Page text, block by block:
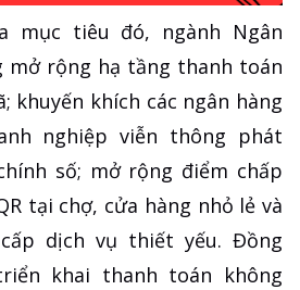
mục tiêu đó, ngành Ngân
mở rộng hạ tầng thanh toán
khuyến khích các ngân hàng
nghiệp viễn thông phát
số; mở rộng điểm chấp
tại chợ, cửa hàng nhỏ lẻ và
dịch vụ thiết yếu. Đồng
khai thanh toán không